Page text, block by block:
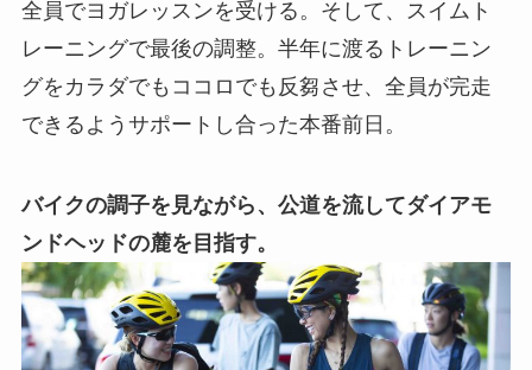
全員でヨガレッスンを受ける。そして、スイムト
レーニングで最後の調整。半年に渡るトレーニン
グをカラダでもココロでも反芻させ、全員が完走
できるようサポートし合った本番前日。
バイクの調子を見ながら、公道を流してダイアモ
ンドヘッドの麓を目指す。